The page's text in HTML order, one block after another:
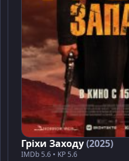
Гріхи Заходу(2025)
IMDb 5.6 • KP 5.6